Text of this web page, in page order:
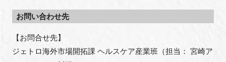
お問い合わせ先
【お問合せ先】
ジェトロ海外市場開拓課 ヘルスケア産業班（担当： 宮崎ア